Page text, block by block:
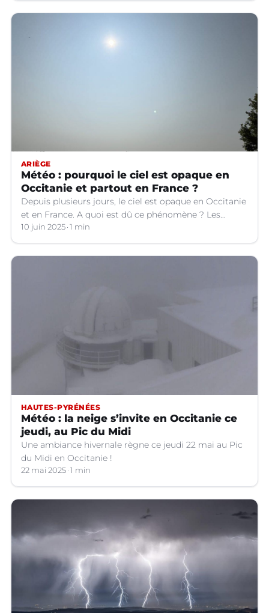
ARIÈGE
Météo : pourquoi le ciel est opaque en
Occitanie et partout en France ?
Depuis plusieurs jours, le ciel est opaque en Occitanie
et en France. A quoi est dû ce phénomène ? Les
explications.
10 juin 2025 1 min
HAUTES-PYRÉNÉES
Météo : la neige s’invite en Occitanie ce
jeudi, au Pic du Midi
Une ambiance hivernale règne ce jeudi 22 mai au Pic
du Midi en Occitanie !
22 mai 2025 1 min